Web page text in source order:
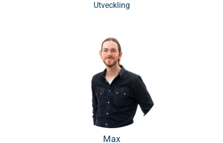
Utveckling
Max